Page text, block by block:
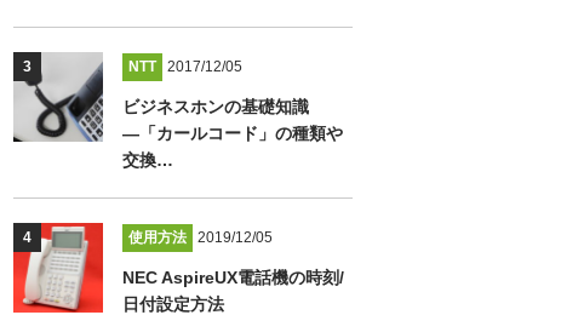
NTT 2017/12/05
ビジネスホンの基礎知識
―「カールコード」の種類や
交換…
使用方法 2019/12/05
NEC AspireUX電話機の時刻/
日付設定方法